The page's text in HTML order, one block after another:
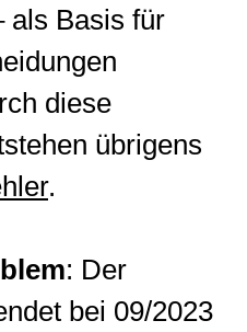
als Basis für
diese
übrigens
.
: Der
bei 09/2023